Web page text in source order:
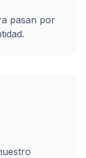
pasan por